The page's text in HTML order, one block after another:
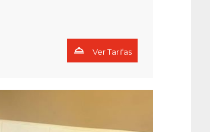
Ver Tarifas